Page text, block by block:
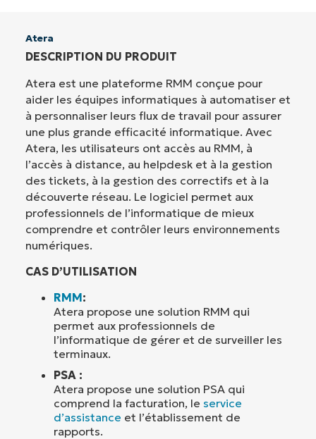
Atera
DESCRIPTION DU PRODUIT
Atera est une plateforme RMM conçue pour
aider les équipes informatiques à automatiser et
à personnaliser leurs flux de travail pour assurer
une plus grande efficacité informatique. Avec
Atera, les utilisateurs ont accès au RMM, à
l’accès à distance, au helpdesk et à la gestion
des tickets, à la gestion des correctifs et à la
découverte réseau. Le logiciel permet aux
professionnels de l’informatique de mieux
comprendre et contrôler leurs environnements
numériques.
CAS D’UTILISATION
RMM:
Atera propose une solution RMM qui
permet aux professionnels de
l’informatique de gérer et de surveiller les
terminaux.
PSA :
Atera propose une solution PSA qui
comprend la facturation, le service
d’assistance et l’établissement de
rapports.